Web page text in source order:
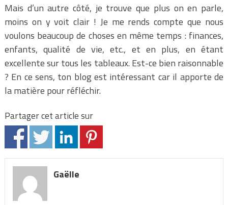
Mais d’un autre côté, je trouve que plus on en parle,
moins on y voit clair ! Je me rends compte que nous
voulons beaucoup de choses en même temps : finances,
enfants, qualité de vie, etc., et en plus, en étant
excellente sur tous les tableaux. Est-ce bien raisonnable
? En ce sens, ton blog est intéressant car il apporte de
la matière pour réfléchir.
Partager cet article sur
Gaëlle